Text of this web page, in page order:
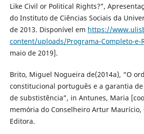
Like Civil or Political Rights?”,
do Instituto de Ciências Sociais da
de 2013. Disponível em https://
content/uploads/Programa-Completo-e-
maio de 2019].
Brito, Miguel Nogueira de(2014a), “O
constitucional português e a garantia
de substistência”, in Antunes, Maria
memória do Conselheiro Artur Maurício,
Editora.